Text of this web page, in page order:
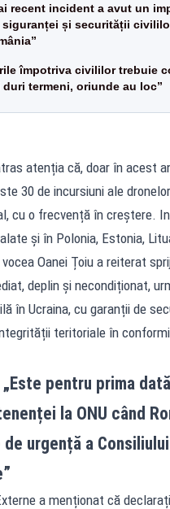
recent incident a avut un
siguranței și securității
împotriva civililor trebuie
duri termeni, oriunde au loc”
atenția că, doar în acest
30 de incursiuni ale
cu o frecvență în creștere.
și în Polonia, Estonia,
vocea Oanei Țoiu a reiterat
deplin și necondiționat,
în Ucraina, cu garanții de
teritoriale în
„Este pentru prima
la ONU când
de urgență a
a menționat că